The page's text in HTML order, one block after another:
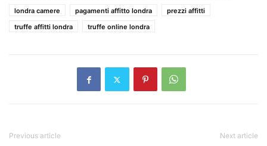
londra camere
pagamenti affitto londra
prezzi affitti
truffe affitti londra
truffe online londra
Previous article Next article